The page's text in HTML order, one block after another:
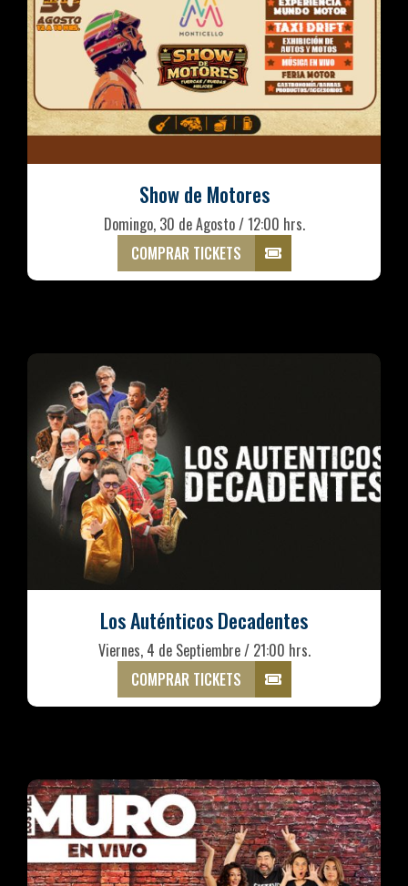
Show de Motores
Domingo, 30 de Agosto / 12:00 hrs.
COMPRAR TICKETS
Los Auténticos Decadentes
Viernes, 4 de Septiembre / 21:00 hrs.
COMPRAR TICKETS